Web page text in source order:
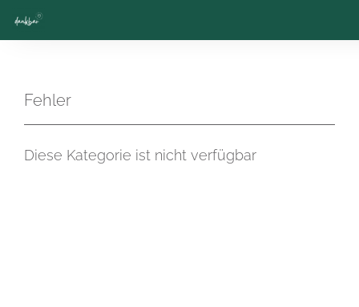
Fehler
Diese Kategorie ist nicht verfügbar